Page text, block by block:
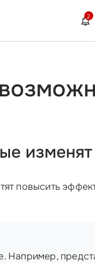
2
повысить